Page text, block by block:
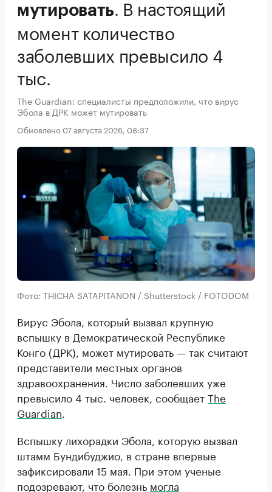
мутировать. В настоящий
момент количество
заболевших превысило 4
тыс.
The Guardian: специалисты предположили, что вирус
Эбола в ДРК может мутировать
Обновлено 07 августа 2026, 08:37
Фото: THICHA SATAPITANON / Shutterstock / FOTODOM
Вирус Эбола, который вызвал крупную
вспышку в Демократической Республике
Конго (ДРК), может мутировать — так считают
представители местных органов
здравоохранения. Число заболевших уже
превысило 4 тыс. человек, сообщаетThe
Guardian
Вспышку лихорадки Эбола, которую вызвал
штамм Бундибуджио, в стране впервые
зафиксировали 15 мая. При этом ученые
подозревают, что болезнь могла